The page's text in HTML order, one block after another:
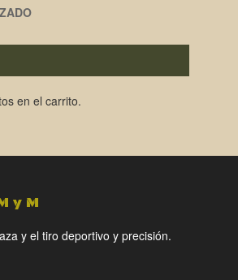
en el carrito.
y M
y el tiro deportivo y precisión.